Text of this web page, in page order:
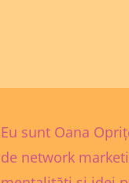
Eu sunt Oana
de network